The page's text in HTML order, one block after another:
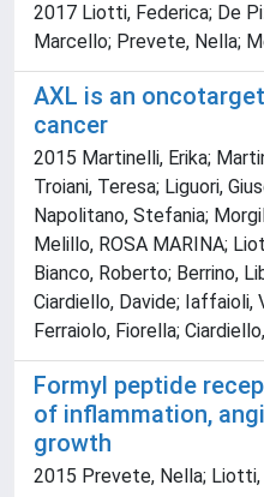
2017 Liotti, Federica; De
Marcello; Prevete, Nella;
AXL is an
cancer
2015 Martinelli, Erika;
Troiani, Teresa; Liguori,
Napolitano, Stefania;
Melillo, ROSA MARINA;
Bianco, Roberto; Berrino,
Ciardiello, Davide; Iaffaioli,
Ferraiolo, Fiorella;
Formyl peptide
of inflammation,
growth
2015 Prevete, Nella; Liotti,